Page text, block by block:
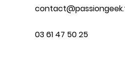
03 61 47 50 25